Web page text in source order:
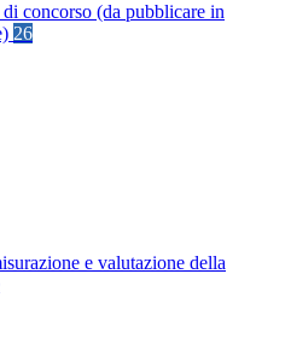
concorso (da pubblicare in
26
e valutazione della